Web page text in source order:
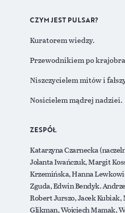
CZYM JEST PULSAR?
Kuratorem wiedzy.
Przewodnikiem po
Niszczycielem mitów i
Nosicielem mądrej nadziei.
ZESPÓŁ
Katarzyna Czarnecka
Jolanta Iwańczuk, Margit
Krzemińska, Hanna
Zguda, Edwin Bendyk.
Robert Jurszo, Jacek
Glikman, Wojciech Mamak,